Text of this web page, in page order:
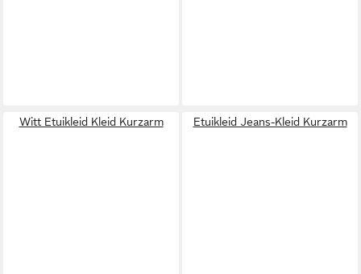
Witt Etuikleid Kleid Kurzarm Etuikleid Jeans-Kleid Kurzarm